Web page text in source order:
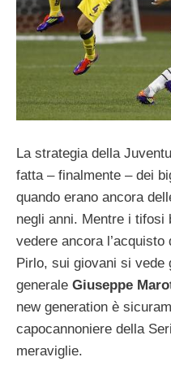
La strategia della
fatta – finalmente – dei
quando erano ancora
negli anni. Mentre i tifosi
vedere ancora
Pirlo, sui giovani si vede
generale Giuseppe
new generation è
capocannoniere della
meraviglie.